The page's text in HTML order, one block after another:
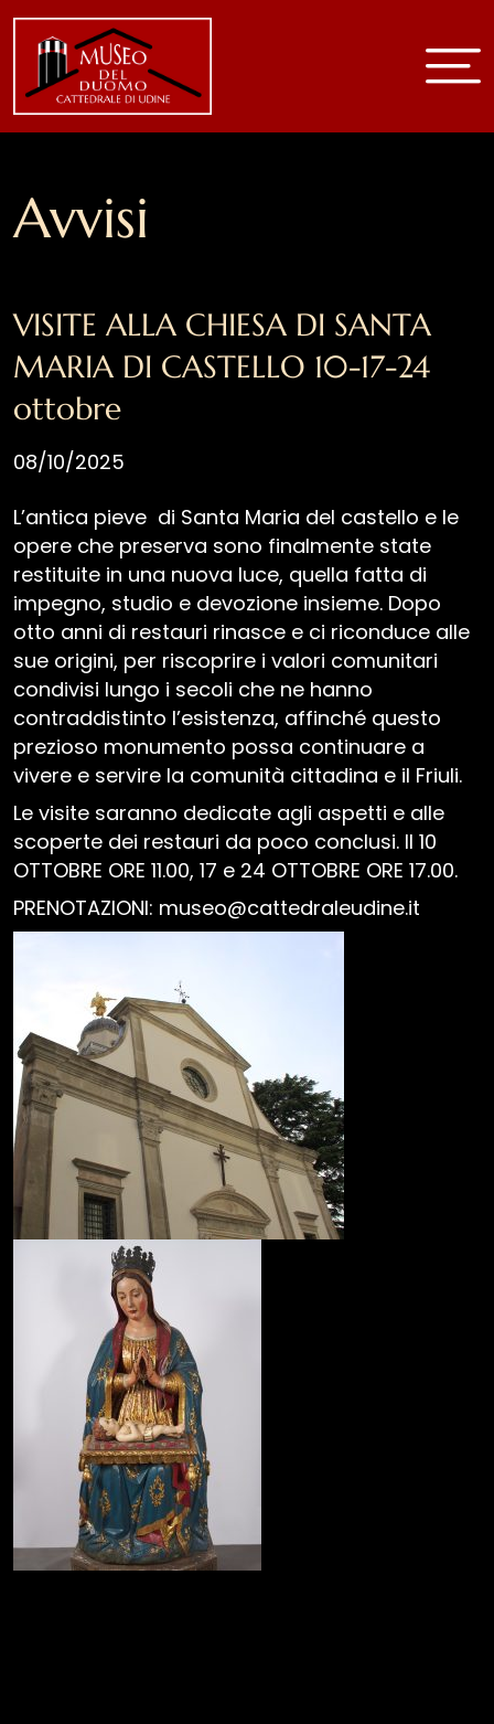
Sale superiori
Cattedrale
Chiese della parrocchia
Avvisi
Furlan Slovenščina English Deutsch
Avvisi
VISITE ALLA CHIESA DI SANTA
MARIA DI CASTELLO 10-17-24
ottobre
08/10/2025
L’antica pieve di Santa Maria del castello e le
opere che preserva sono finalmente state
restituite in una nuova luce, quella fatta di
impegno, studio e devozione insieme. Dopo
otto anni di restauri rinasce e ci riconduce alle
sue origini, per riscoprire i valori comunitari
condivisi lungo i secoli che ne hanno
contraddistinto l’esistenza, affinché questo
prezioso monumento possa continuare a
vivere e servire la comunità cittadina e il Friuli.
Le visite saranno dedicate agli aspetti e alle
scoperte dei restauri da poco conclusi. Il 10
OTTOBRE ORE 11.00, 17 e 24 OTTOBRE ORE 17.00.
PRENOTAZIONI: museo@cattedraleudine.it